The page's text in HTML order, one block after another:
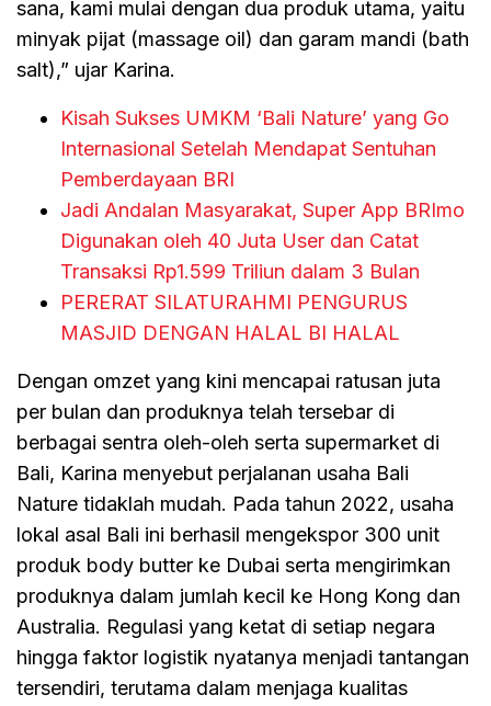
sana, kami mulai dengan dua produk utama, yaitu
minyak pijat (massage oil) dan garam mandi (bath
salt),” ujar Karina.
Kisah Sukses UMKM ‘Bali Nature’ yang Go
Internasional Setelah Mendapat Sentuhan
Pemberdayaan BRI
Jadi Andalan Masyarakat, Super App BRImo
Digunakan oleh 40 Juta User dan Catat
Transaksi Rp1.599 Triliun dalam 3 Bulan
PERERAT SILATURAHMI PENGURUS
MASJID DENGAN HALAL BI HALAL
Dengan omzet yang kini mencapai ratusan juta
per bulan dan produknya telah tersebar di
berbagai sentra oleh-oleh serta supermarket di
Bali, Karina menyebut perjalanan usaha Bali
Nature tidaklah mudah. Pada tahun 2022, usaha
lokal asal Bali ini berhasil mengekspor 300 unit
produk body butter ke Dubai serta mengirimkan
produknya dalam jumlah kecil ke Hong Kong dan
Australia. Regulasi yang ketat di setiap negara
hingga faktor logistik nyatanya menjadi tantangan
tersendiri, terutama dalam menjaga kualitas